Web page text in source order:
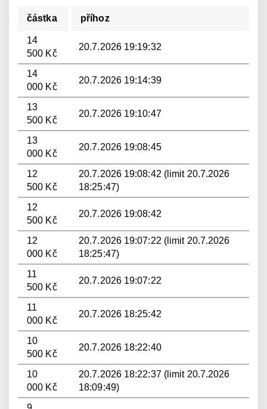
částka příhoz
14
500 Kč
20.7.2026 19:19:32
14
000 Kč
20.7.2026 19:14:39
13
500 Kč
20.7.2026 19:10:47
13
000 Kč
20.7.2026 19:08:45
12
500 Kč
20.7.2026 19:08:42 (limit 20.7.2026
18:25:47)
12
500 Kč
20.7.2026 19:08:42
12
000 Kč
20.7.2026 19:07:22 (limit 20.7.2026
18:25:47)
11
500 Kč
20.7.2026 19:07:22
11
000 Kč
20.7.2026 18:25:42
10
500 Kč
20.7.2026 18:22:40
10
000 Kč
20.7.2026 18:22:37 (limit 20.7.2026
18:09:49)